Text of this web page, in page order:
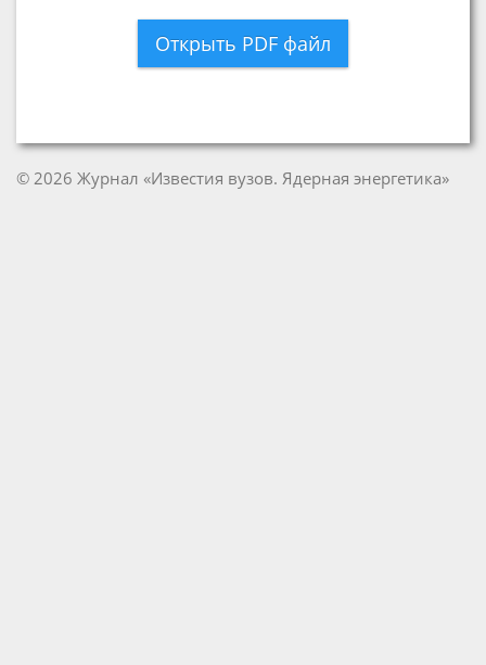
Открыть PDF файл
© 2026 Журнал «Известия вузов. Ядерная энергетика»